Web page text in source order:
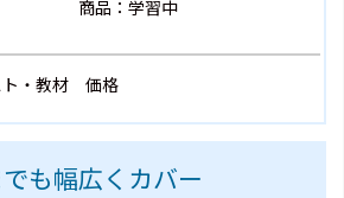
商品：学習中
ト・教材 価格
も幅広くカバー